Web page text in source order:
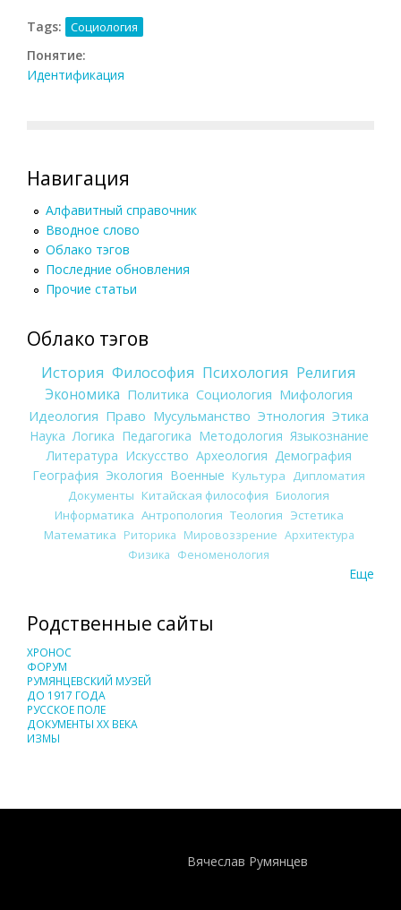
Tags: Социология
Понятие:
Идентификация
Навигация
Алфавитный справочник
Вводное слово
Облако тэгов
Последние обновления
Прочие статьи
Облако тэгов
История Философия Психология Религия
Экономика Политика Социология Мифология
Идеология Право Мусульманство Этнология Этика
Наука Логика Педагогика Методология Языкознание
Литература Искусство Археология Демография
География Экология Военные Культура
Дипломатия
Документы Китайская философия Биология
Информатика Антропология Теология Эстетика
Математика Риторика Мировоззрение Архитектура
Физика Феноменология
Еще
Родственные сайты
ХРОНОС
ФОРУМ
РУМЯНЦЕВСКИЙ МУЗЕЙ
ДО 1917 ГОДА
РУССКОЕ ПОЛЕ
ДОКУМЕНТЫ XX ВЕКА
ИЗМЫ
Вячеслав Румянцев